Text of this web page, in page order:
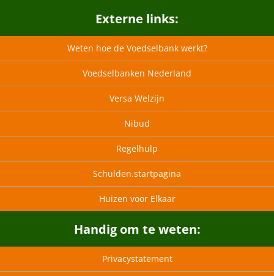
Externe links:
Weten hoe de Voedselbank werkt?
Voedselbanken Nederland
Versa Welzijn
Nibud
Regelhulp
Schulden.startpagina
Huizen voor Elkaar
Handig om te weten:
Privacystatement